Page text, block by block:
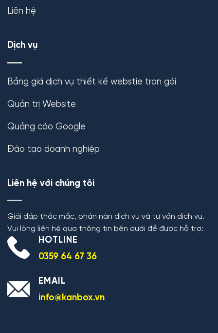
Liên hệ
Dịch vụ
Bảng giá dịch vụ thiết kế webstie trọn gói
Quản trị Website
Quảng cáo Google
Đào tạo doanh nghiệp
Liên hệ với chúng tôi
Giải đáp thắc mắc, phản nàn dịch vụ và tư vấn dịch vụ.
Vui lòng liên hệ qua thông tin bên dưới để được hỗ trợ:
HOTLINE
0359 64 67 36
EMAIL
info@kanbox.vn